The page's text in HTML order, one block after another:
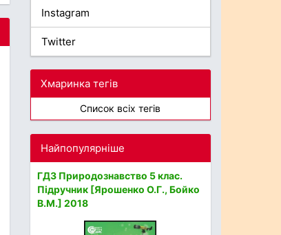
Instagram
Twitter
Хмаринка тегів
Список всіх тегів
Найпопулярніше
ГДЗ Природознавство 5 клас.
Підручник [Ярошенко О.Г., Бойко
В.М.] 2018